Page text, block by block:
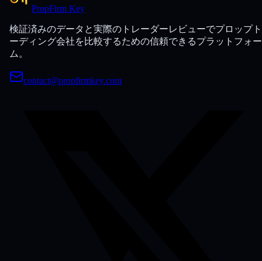
PropFirm Key
検証済みのデータと実際のトレーダーレビューでプロップ
ーディング会社を比較するための信頼できるプラットフォー
ム。
contact@propfirmkey.com